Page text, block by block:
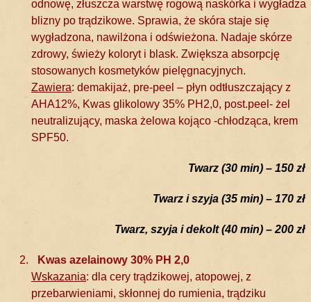
odnowę, złuszcza warstwę rogową naskórka i wygładza
blizny po trądzikowe. Sprawia, że skóra staje się
wygładzona, nawilżona i odświeżona. Nadaje skórze
zdrowy, świeży koloryt i blask. Zwiększa absorpcję
stosowanych kosmetyków pielęgnacyjnych.
Zawiera: demakijaż, pre-peel – płyn odtłuszczający z
AHA12%, Kwas glikolowy 35% PH2,0, post.peel- żel
neutralizujący, maska żelowa kojąco -chłodząca, krem
SPF50.
Twarz (30 min) – 150 zł
Twarz i szyja (35 min) – 170 zł
Twarz, szyja i dekolt (40 min) – 200 zł
Kwas azelainowy 30% PH 2,0
Wskazania: dla cery trądzikowej, atopowej, z
przebarwieniami, skłonnej do rumienia, trądziku